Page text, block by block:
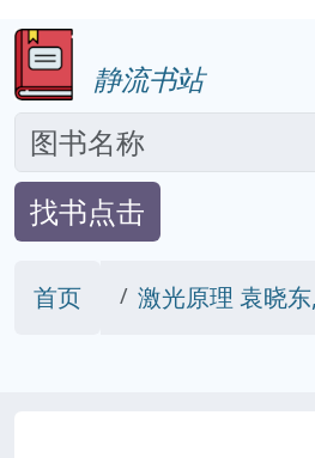
静流书站
找书点击
首页 激光原理 袁晓